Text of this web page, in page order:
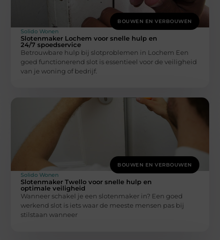
BOUWEN EN VERBOUWEN
Solido Wonen
Slotenmaker Lochem voor snelle hulp en
24/7 spoedservice
Betrouwbare hulp bij slotproblemen in Lochem Een
goed functionerend slot is essentieel voor de veiligheid
van je woning of bedrijf.
BOUWEN EN VERBOUWEN
Solido Wonen
Slotenmaker Twello voor snelle hulp en
optimale veiligheid
Wanneer schakel je een slotenmaker in? Een goed
werkend slot is iets waar de meeste mensen pas bij
stilstaan wanneer